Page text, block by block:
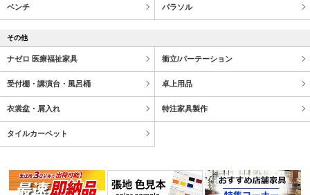
ベンチ パラソル
その他
ナゼロ 医療福祉家具 衝立/パーテーション
受付棚・講演台・風呂桶 卓上用品
衣裳盆・屑入れ 特注家具製作
タイルカーペット